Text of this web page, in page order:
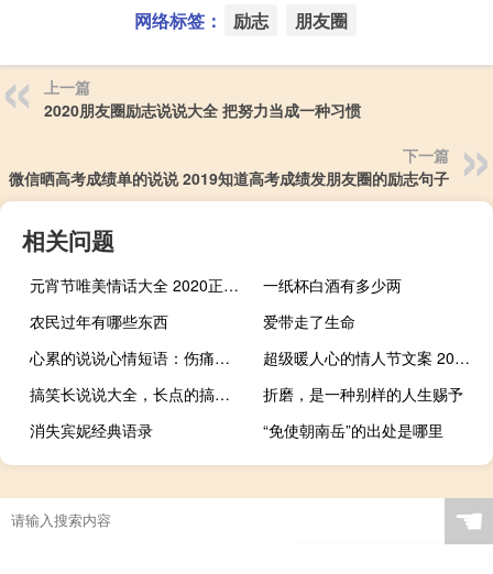
网络标签： 励志 朋友圈
上一篇
2020朋友圈励志说说大全 把努力当成一种习惯
下一篇
微信晒高考成绩单的说说 2019知道高考成绩发朋友圈的励志句子
相关问题
元宵节唯美情话大全 2020正月十五元宵节最佳告白句子
一纸杯白酒有多少两
农民过年有哪些东西
爱带走了生命
心累的说说心情短语：伤痛不过百日长，不久之后，我将视你为平常
超级暖人心的情人节文案 2020情人节爱情说说
搞笑长说说大全，长点的搞笑QQ说说
折磨，是一种别样的人生赐予
消失宾妮经典语录
“免使朝南岳”的出处是哪里
☚